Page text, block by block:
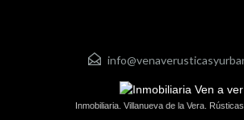
Inmobiliaria. Villanueva de la Vera.